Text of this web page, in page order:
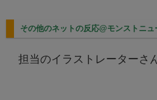
その他のネットの反応@モンストニュ
担当のイラストレーターさ